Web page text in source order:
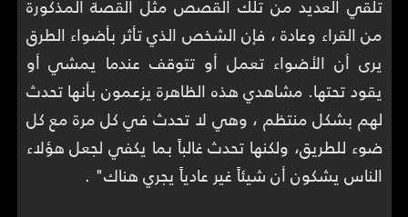
من القراء وعادة ، فإن الشخص الذي تأثر بأضواء الطرق
يرى أن الأضواء تعمل أو تتوقف عندما يمشي أو
يقود تحتها. مشاهدي هذه الظاهرة يزعمون بأنها تحدث
لهم بشكل منتظم ، وهي لا تحدث في كل مرة مع كل
ضوء للطريق، ولكنها تحدث غالباً بما يكفي لجعل هؤلاء
الناس يشكون أن شيئاً غير عادياً يجري هناك" .